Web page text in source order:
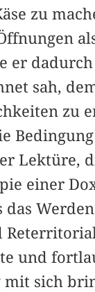
zu
er dadurch
sah,
zu
Lektüre,
einer
das
und
mit sich